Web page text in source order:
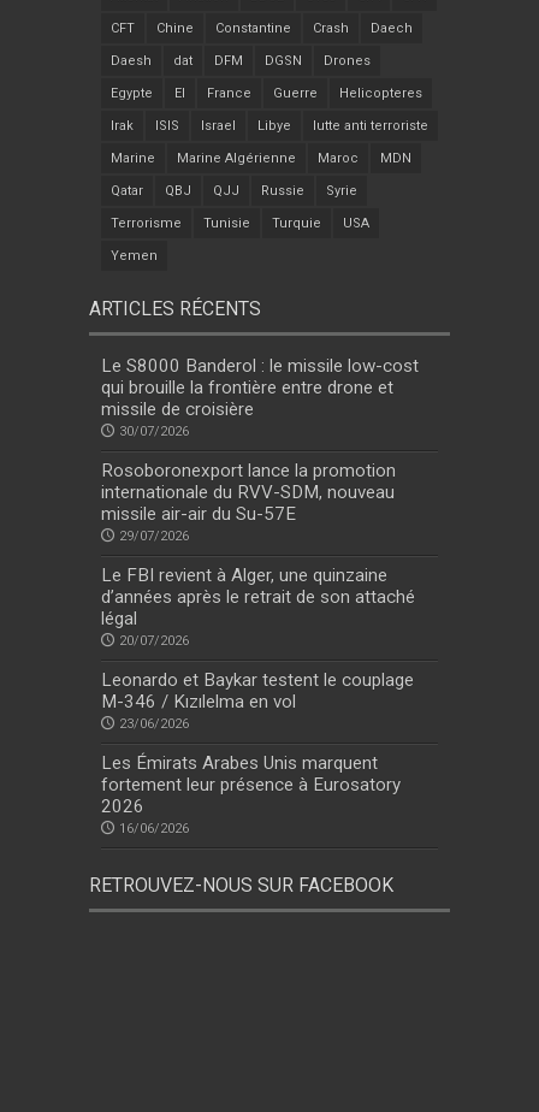
CFT Chine Constantine Crash Daech
Daesh dat DFM DGSN Drones
Egypte EI France Guerre Helicopteres
Irak ISIS Israel Libye lutte anti terroriste
Marine Marine Algérienne Maroc MDN
Qatar QBJ QJJ Russie Syrie
Terrorisme Tunisie Turquie USA
Yemen
ARTICLES RÉCENTS
Le S8000 Banderol : le missile low-cost
qui brouille la frontière entre drone et
missile de croisière
30/07/2026
Rosoboronexport lance la promotion
internationale du RVV-SDM, nouveau
missile air-air du Su-57E
29/07/2026
Le FBI revient à Alger, une quinzaine
d’années après le retrait de son attaché
légal
20/07/2026
Leonardo et Baykar testent le couplage
M-346 / Kızılelma en vol
23/06/2026
Les Émirats Arabes Unis marquent
fortement leur présence à Eurosatory
2026
16/06/2026
RETROUVEZ-NOUS SUR FACEBOOK